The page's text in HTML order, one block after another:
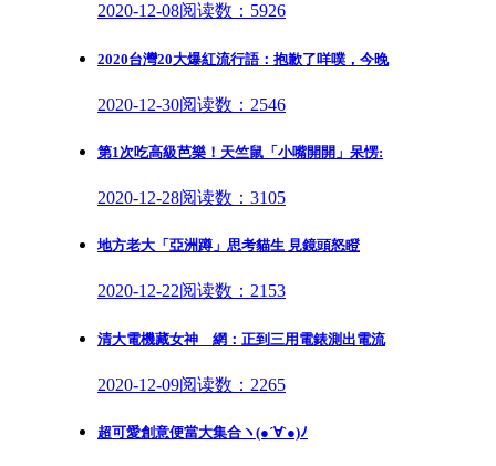
2020-12-08阅读数：5926
2020台灣20大爆紅流行語：抱歉了咩噗，今晚
2020-12-30阅读数：2546
第1次吃高級芭樂！天竺鼠「小嘴開開」呆愣:
2020-12-28阅读数：3105
地方老大「亞洲蹲」思考貓生 見鏡頭怒瞪
2020-12-22阅读数：2153
清大電機藏女神 網：正到三用電錶測出電流
2020-12-09阅读数：2265
超可愛創意便當大集合ヽ(●´∀`●)ﾉ